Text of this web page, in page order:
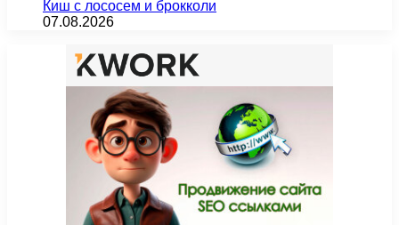
Киш с лососем и брокколи
07.08.2026